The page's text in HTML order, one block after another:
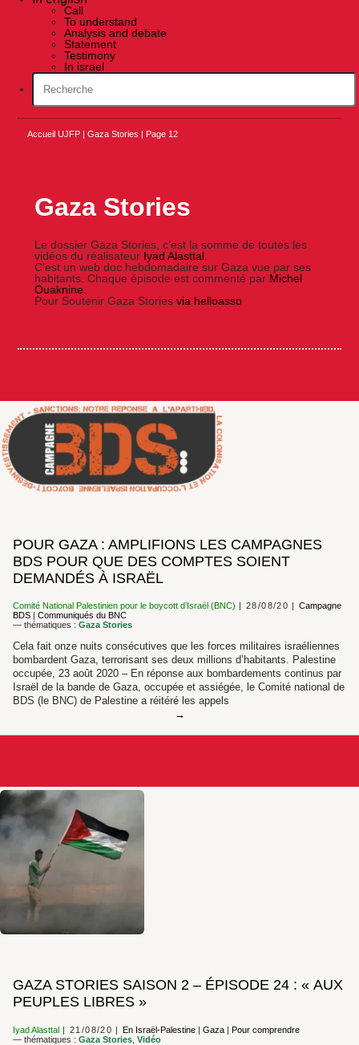
Call
To understand
Analysis and debate
Statement
Testimony
In israel
Accueil UJFP| Gaza Stories Page 12
Gaza Stories
Le dossier Gaza Stories, c’est la somme de toutes les
vidéos du réalisateur Iyad Alasttal.
C’est un web doc hebdomadaire sur Gaza vue par ses
habitants. Chaque épisode est commenté par Michel
Ouaknine.
Pour Soutenir Gaza Stories via helloasso
POUR GAZA : AMPLIFIONS LES CAMPAGNES
BDS POUR QUE DES COMPTES SOIENT
DEMANDÉS À ISRAËL
Comité National Palestinien pour le boycott d’Israël (BNC) 28/08/20
Campagne
BDS | Communiqués du BNC
— thématiques : Gaza Stories
Cela fait onze nuits consécutives que les forces militaires israéliennes
bombardent Gaza, terrorisant ses deux millions d’habitants. Palestine
occupée, 23 août 2020 – En réponse aux bombardements continus par
Israël de la bande de Gaza, occupée et assiégée, le Comité national de
BDS (le BNC) de Palestine a réitéré les appels
GAZA STORIES SAISON 2 – ÉPISODE 24 : « AUX
PEUPLES LIBRES »
Iyad Alasttal 21/08/20 En Israël-Palestine |Gaza |Pour comprendre
— thématiques : Gaza Stories Vidéo